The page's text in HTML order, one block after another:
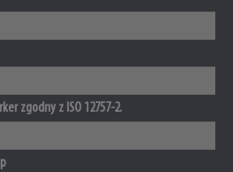
zgodny z ISO 12757-2.